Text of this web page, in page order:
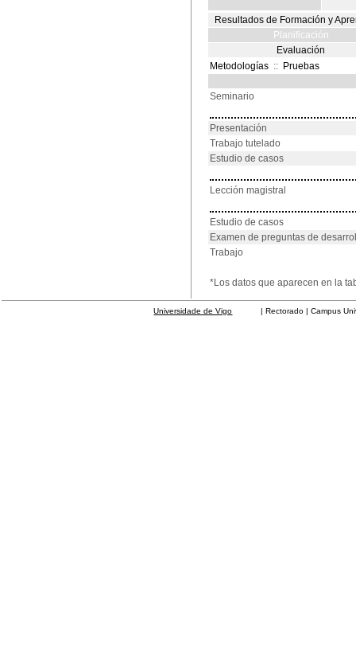
Resultados de Formación y
Planificación
Evaluación
Metodologías :: Pruebas
Seminario
Presentación
Trabajo tutelado
Estudio de casos
Lección magistral
Estudio de casos
Examen de preguntas de
Trabajo
*Los datos que aparecen en la
Universidade de Vigo | Rectorado | Campus